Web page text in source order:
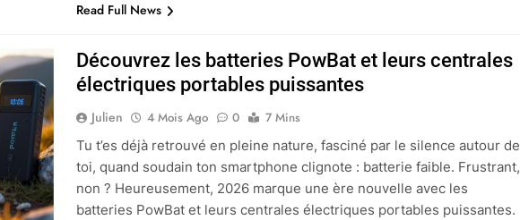
Read Full News
Découvrez les batteries PowBat et leurs centrales
électriques portables puissantes
Julien 4 Mois Ago 0
7 Mins
Tu t’es déjà retrouvé en pleine nature, fasciné par le silence autour de
toi, quand soudain ton smartphone clignote : batterie faible. Frustrant,
non ? Heureusement, 2026 marque une ère nouvelle avec les
batteries PowBat et leurs centrales électriques portables puissantes.